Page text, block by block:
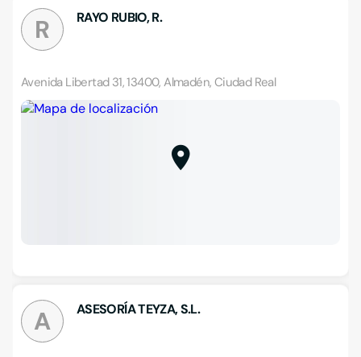
R RAYO RUBIO, R.
Avenida Libertad 31, 13400, Almadén, Ciudad Real
A ASESORÍA TEYZA, S.L.